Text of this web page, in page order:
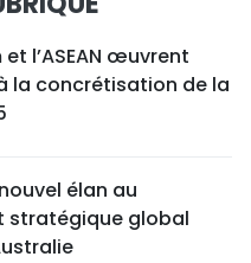
l’ASEAN œuvrent
la concrétisation de la
élan au
stratégique global